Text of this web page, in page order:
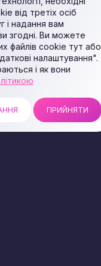
від третіх осіб
і надання вам
згодні. Ви можете
файлів cookie тут або
налаштування".
і як вони
ПРИЙНЯТИ